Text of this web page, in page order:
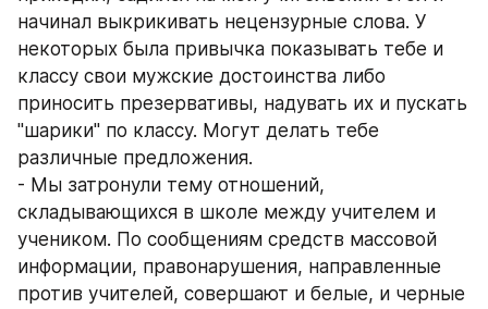
начинал выкрикивать нецензурные слова. У
некоторых была привычка показывать тебе и
классу свои мужские достоинства либо
приносить презервативы, надувать их и пускать
"шарики" по классу. Могут делать тебе
различные предложения.
- Мы затронули тему отношений,
складывающихся в школе между учителем и
учеником. По сообщениям средств массовой
информации, правонарушения, направленные
против учителей, совершают и белые, и черные